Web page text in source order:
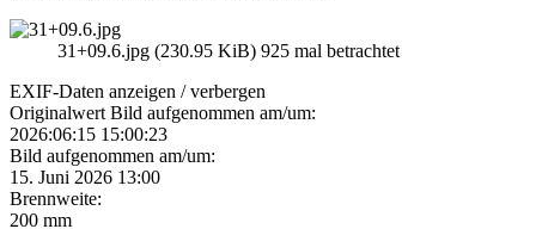
31+09.6.jpg (230.95 KiB) 925 mal betrachtet
EXIF-Daten anzeigen / verbergen
Originalwert Bild aufgenommen am/um:
2026:06:15 15:00:23
Bild aufgenommen am/um:
15. Juni 2026 13:00
Brennweite:
200 mm